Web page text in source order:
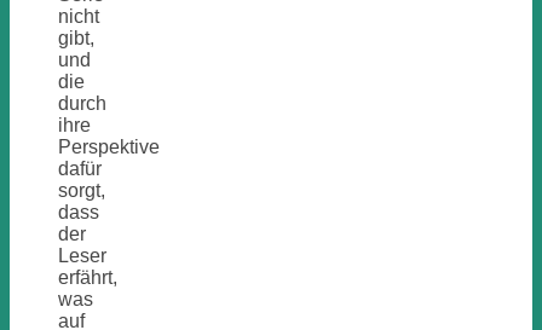
nicht
gibt,
und
die
durch
ihre
Perspektive
dafür
sorgt,
dass
der
Leser
erfährt,
was
auf